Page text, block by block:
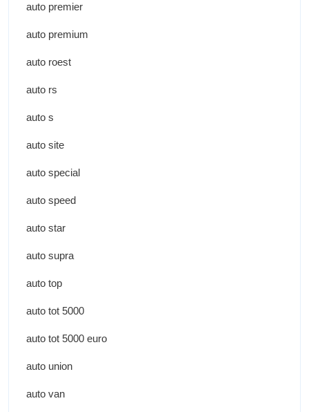
auto premier
auto premium
auto roest
auto rs
auto s
auto site
auto special
auto speed
auto star
auto supra
auto top
auto tot 5000
auto tot 5000 euro
auto union
auto van